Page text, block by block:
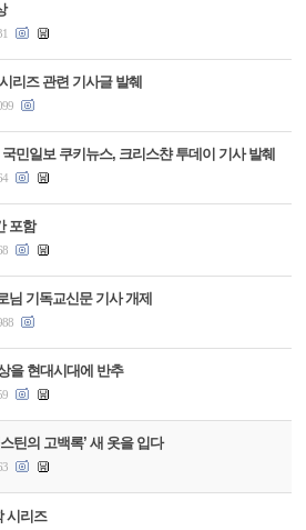
리즈 관련 기사글 발췌
민일보 쿠키뉴스, 크리스챤 투데이 기사 발췌
포함
님 기독교신문 기사 개제
을 현대시대에 반추
틴의 고백록’ 새 옷을 입다
시리즈